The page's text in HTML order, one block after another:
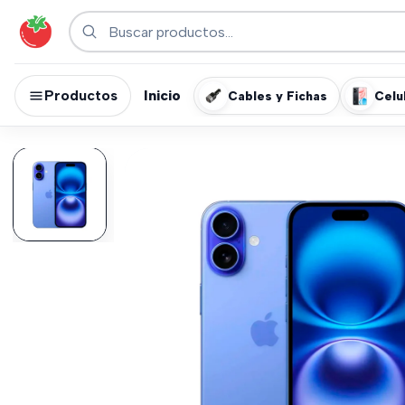
Productos Inicio Cables y Fichas